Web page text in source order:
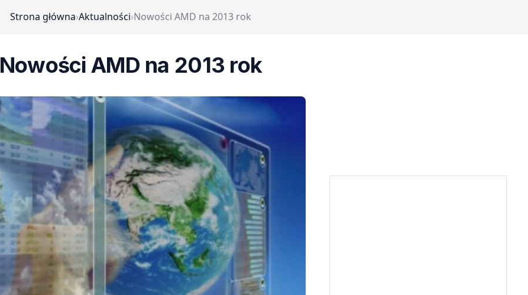
Strona główna›Aktualności›Nowości AMD na 2013 rok
Nowości AMD na 2013 rok